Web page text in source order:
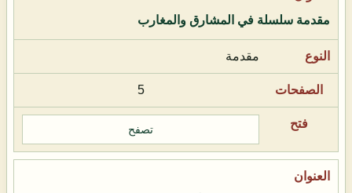
مقدمة سلسلة في المشارق والمغارب
مقدمة
5
تصفح